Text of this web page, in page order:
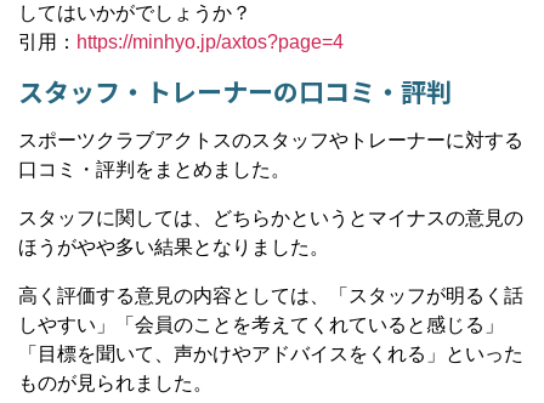
してはいかがでしょうか？
引用： https://minhyo.jp/axtos?page=4
スタッフ・トレーナーの口コミ・評判
スポーツクラブアクトスのスタッフやトレーナーに対する
口コミ・評判をまとめました。
スタッフに関しては、どちらかというとマイナスの意見の
ほうがやや多い結果となりました。
高く評価する意見の内容としては、「スタッフが明るく話
しやすい」「会員のことを考えてくれていると感じる」
「目標を聞いて、声かけやアドバイスをくれる」といった
ものが見られました。